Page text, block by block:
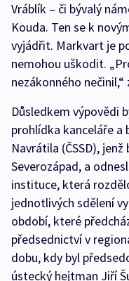
Vráblík – či bývalý
Kouda. Ten se k
vyjádřit. Markvart je
nemohou uškodit.
nezákonného
Důsledkem výpovědi
prohlídka kanceláře
Navrátila (ČSSD),
Severozápad, a
instituce, která
jednotlivých sdělení
období, které
předsednictví v
dobu, kdy byl
ústecký hejtman Jiří